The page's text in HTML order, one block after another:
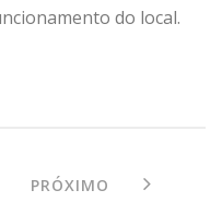
do local.
PRÓXIMO